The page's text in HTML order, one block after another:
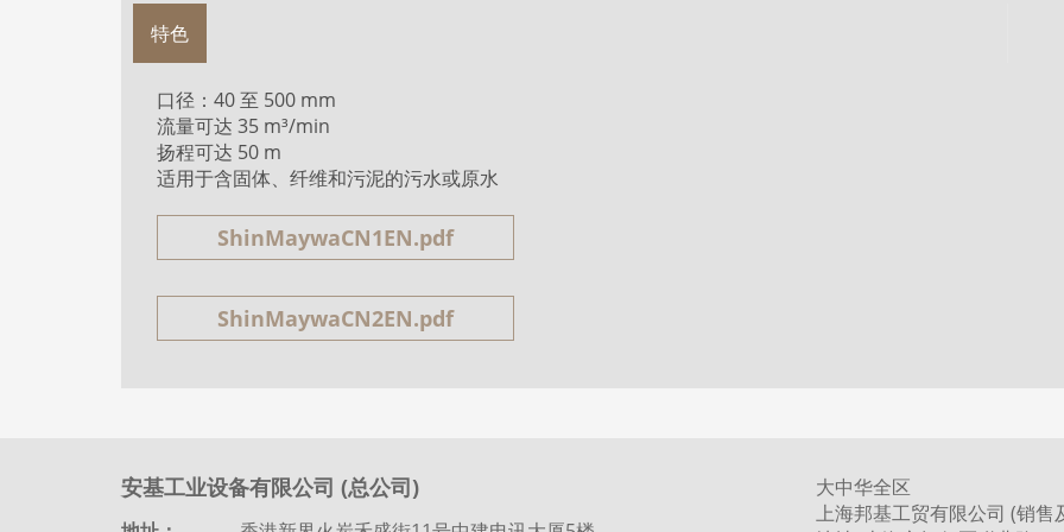
特色
口径：40 至 500 mm
流量可达 35 m³/min
扬程可达 50 m
适用于含固体、纤维和污泥的污水或原水
ShinMaywaCN1EN.pdf
ShinMaywaCN2EN.pdf
安基工业设备有限公司 (总公司)
大中华全区
上海邦基工贸有限公司 (销售